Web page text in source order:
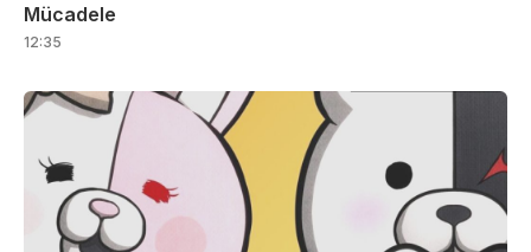
Mücadele
12:35